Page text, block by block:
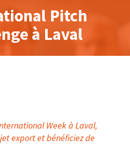
Pitch
à Laval
Week à Laval,
export et bénéficiez de